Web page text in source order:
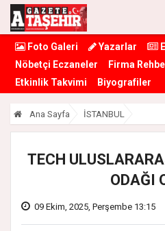
Foto Galeri Yazarlar
Nöbetçi Eczaneler
Firma
Etkinlik Takvimi
Biyografiler
Ana Sayfa İSTANBUL
TECH
ODAĞI
09 Ekim, 2025, Perşembe 13:15